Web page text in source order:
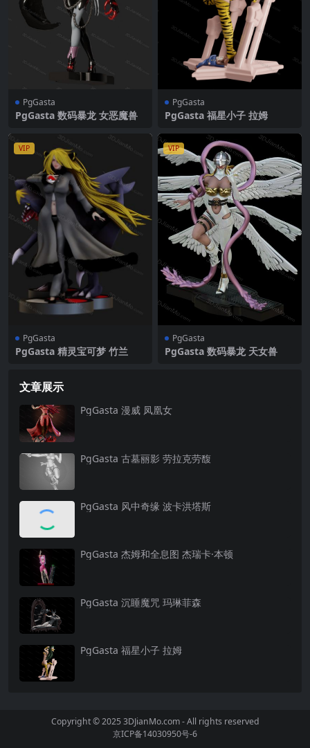
PgGasta
PgGasta 数码暴龙 女恶魔兽
PgGasta
PgGasta 福星小子 拉姆
VIP
PgGasta
PgGasta 精灵宝可梦 竹兰
VIP
PgGasta
PgGasta 数码暴龙 天女兽
文章展示
PgGasta 漫威 凤凰女
PgGasta 古墓丽影 劳拉克劳馥
PgGasta 风中奇缘 波卡洪塔斯
PgGasta 杰姆和全息图 杰瑞卡·本顿
PgGasta 沉睡魔咒 玛琳菲森
PgGasta 福星小子 拉姆
Copyright © 2025 3DJianMo.com - All rights reserved
京ICP备14030950号-6